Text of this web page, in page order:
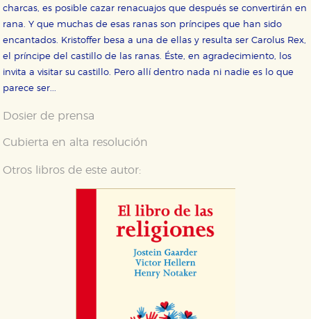
charcas, es posible cazar renacuajos que después se convertirán en
rana. Y que muchas de esas ranas son príncipes que han sido
encantados. Kristoffer besa a una de ellas y resulta ser Carolus Rex,
el príncipe del castillo de las ranas. Éste, en agradecimiento, los
invita a visitar su castillo. Pero allí dentro nada ni nadie es lo que
parece ser...
Dosier de prensa
Cubierta en alta resolución
Otros libros de este autor: